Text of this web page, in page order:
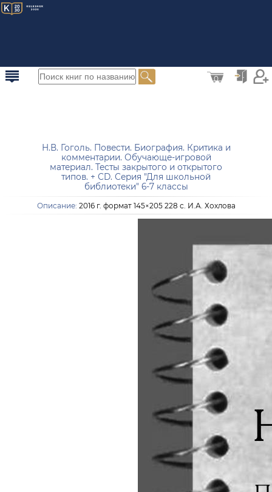
0
Н.В. Гоголь. Повести. Биография. Критика и
комментарии. Обучающе-игровой
материал. Тесты закрытого и открытого
типов. + СD. Серия "Для школьной
библиотеки" 6-7 классы
Описание: 2016 г. формат 145×205 228 с. И.А. Хохлова